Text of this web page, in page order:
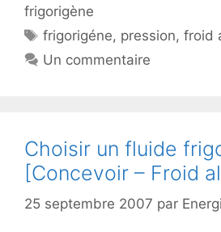
frigorigène
Étiquettes
frigorigéne, pression,froid
Un commentaire
Choisir un fluide
[Concevoir – Froid
25 septembre 2007 par